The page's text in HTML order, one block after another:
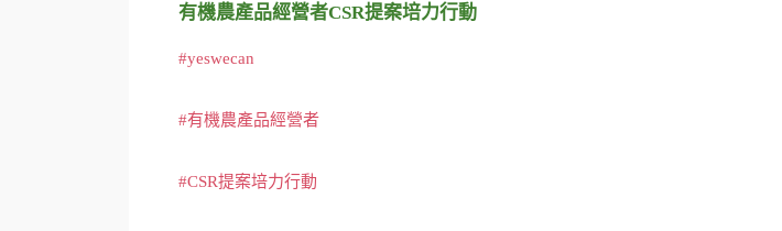
有機農產品經營者CSR提案培力行動
#yeswecan
#有機農產品經營者
#CSR提案培力行動